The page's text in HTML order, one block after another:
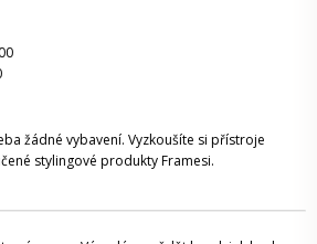
žádné vybavení. Vyzkoušíte si přístroje
stylingové produkty Framesi.